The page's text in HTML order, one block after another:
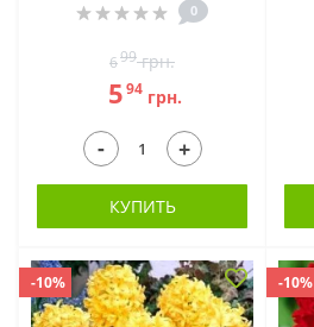
0
699грн.
594 грн.
- +
КУПИТЬ
-10% -10%